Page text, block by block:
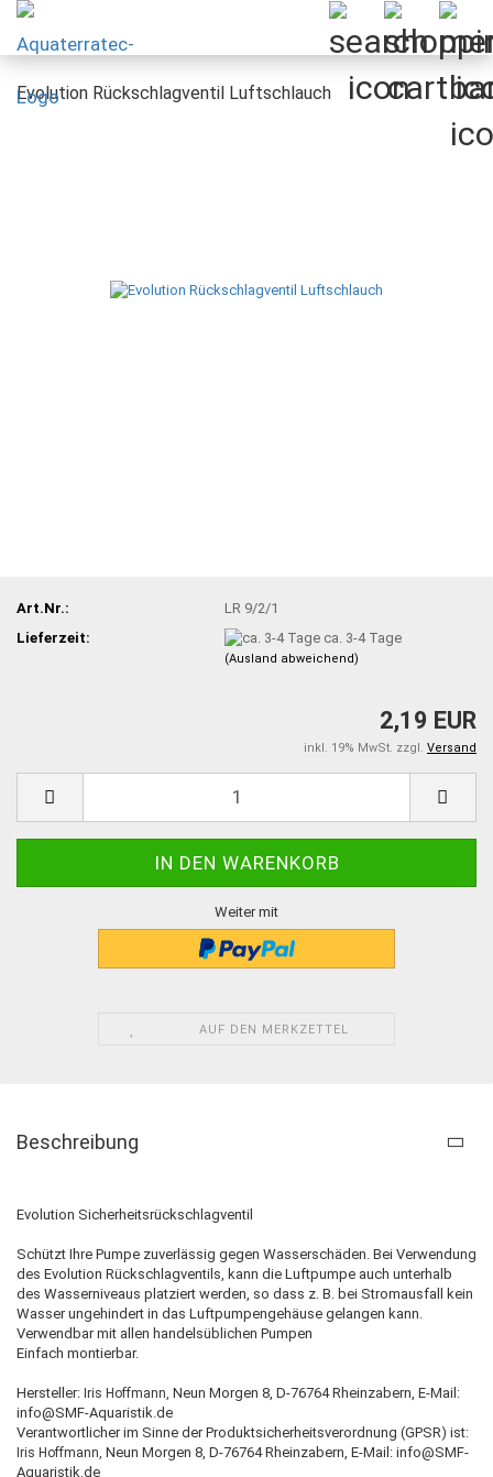
Evolution Rückschlagventil Luftschlauch
Art.Nr.:
LR 9/2/1
Lieferzeit:
ca. 3-4 Tage
(Ausland abweichend)
2,19 EUR
inkl. 19% MwSt. zzgl. Versand
Weiter mit
AUF DEN MERKZETTEL
Beschreibung
Evolution Sicherheitsrückschlagventil
Schützt Ihre Pumpe zuverlässig gegen Wasserschäden. Bei Verwendung
des Evolution Rückschlagventils, kann die Luftpumpe auch unterhalb
des Wasserniveaus platziert werden, so dass z. B. bei Stromausfall kein
Wasser ungehindert in das Luftpumpengehäuse gelangen kann.
Verwendbar mit allen handelsüblichen Pumpen
Einfach montierbar.
Hersteller: Iris Hoffmann, Neun Morgen 8, D-76764 Rheinzabern, E-Mail:
info@SMF-Aquaristik.de
Verantwortlicher im Sinne der Produktsicherheitsverordnung (GPSR) ist:
Iris Hoffmann, Neun Morgen 8, D-76764 Rheinzabern, E-Mail: info@SMF-
Aquaristik.de